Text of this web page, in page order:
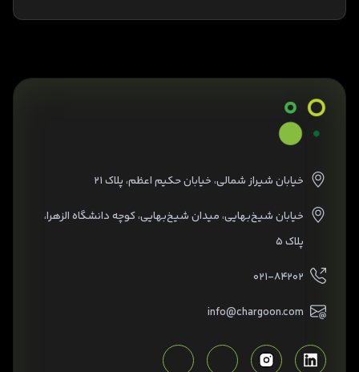
خیابان شیراز شمالی، خیابان حکیم اعظم، پلاک ۲۱
خیابان شیخ‌بهایی، میدان شیخ‌بهایی، کوچه دانشگاه الزهرا،
پلاک ۵
۰۲۱-۸۴۲۰۲
info@chargoon.com